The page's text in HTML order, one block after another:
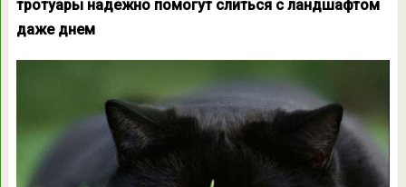
тротуары надежно помогут слиться с ландшафтом
даже днем